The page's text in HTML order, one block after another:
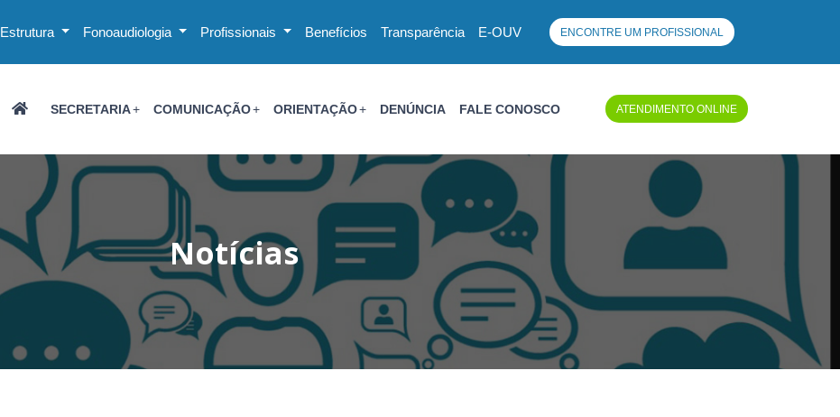
Estrutura Fonoaudiologia Profissionais Benefícios Transparência E-OUV ENCONTRE UM PROFISSIONAL
SECRETARIA COMUNICAÇÃO ORIENTAÇÃO DENÚNCIA FALE CONOSCO ATENDIMENTO ONLINE
Notícias